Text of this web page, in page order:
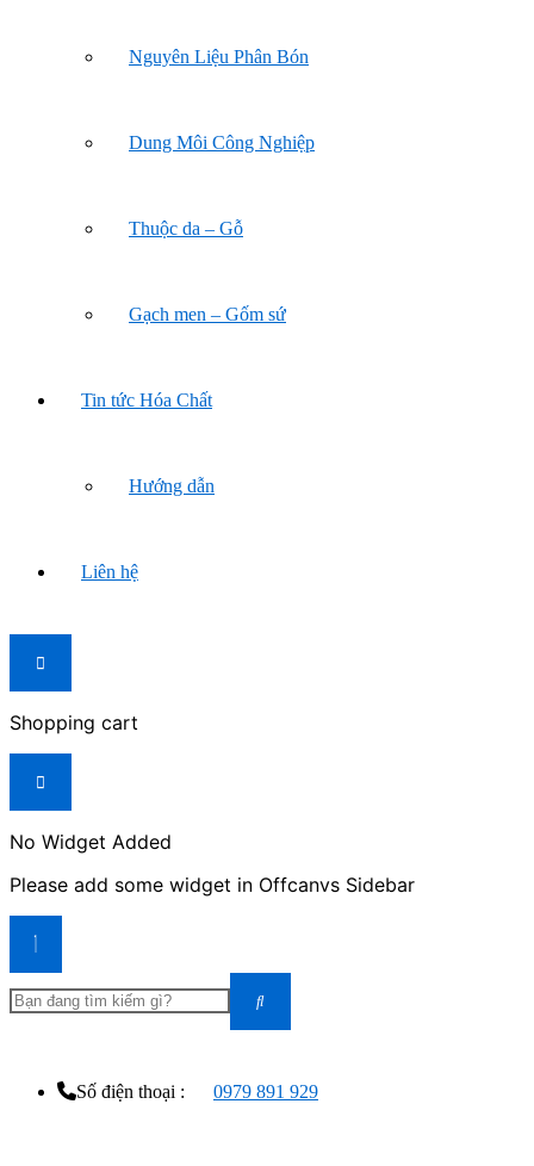
Nguyên Liệu Phân Bón
Dung Môi Công Nghiệp
Thuộc da – Gỗ
Gạch men – Gốm sứ
Tin tức Hóa Chất
Hướng dẫn
Liên hệ
Shopping cart
No Widget Added
Please add some widget in Offcanvs Sidebar
Số điện thoại : 0979 891 929